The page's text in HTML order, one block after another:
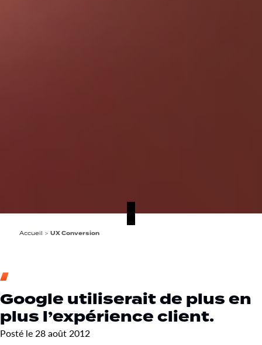
Accueil > UX Conversion
Google utiliserait de plus en
plus l’expérience client.
Posté le 28 août 2012